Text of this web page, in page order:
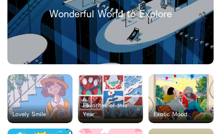
Wonderful World to Explore
Lovely Smile
Favorites of this
Year
Exotic Mood